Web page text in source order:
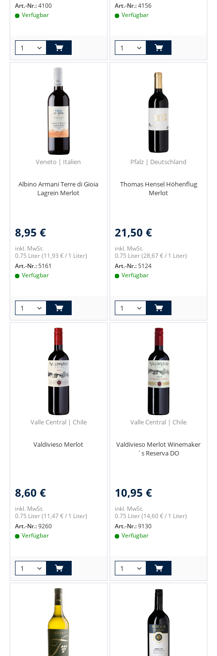
Art.-Nr.:4100
Verfügbar
Art.-Nr.:4156
Verfügbar
Veneto | Italien
Albino Armani Terre di Gioia
Lagrein Merlot
8,95 €
inkl. MwSt.
0.75 Liter(11,93 € / 1 Liter)
Art.-Nr.:5161
Verfügbar
Pfalz | Deutschland
Thomas Hensel Höhenflug
Merlot
21,50 €
inkl. MwSt.
0.75 Liter(28,67 € / 1 Liter)
Art.-Nr.:5124
Verfügbar
Valle Central | Chile
Valdivieso Merlot
8,60 €
inkl. MwSt.
0.75 Liter(11,47 € / 1 Liter)
Art.-Nr.:9260
Verfügbar
Valle Central | Chile
Valdivieso Merlot Winemaker
´s Reserva DO
10,95 €
inkl. MwSt.
0.75 Liter(14,60 € / 1 Liter)
Art.-Nr.:9130
Verfügbar